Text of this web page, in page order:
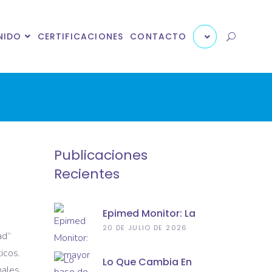
CERTIFICACIONES CONTACTO
Publicaciones
Recientes
Epimed Monitor: La
Mayor Base De
Intensivos Del
20 DE JULIO DE 2026
Lo Que Cambia En